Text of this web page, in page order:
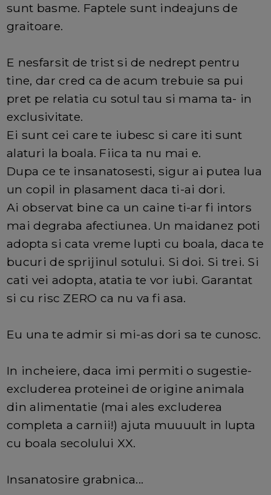
sunt basme. Faptele sunt indeajuns de
graitoare.
E nesfarsit de trist si de nedrept pentru
tine, dar cred ca de acum trebuie sa pui
pret pe relatia cu sotul tau si mama ta- in
exclusivitate.
Ei sunt cei care te iubesc si care iti sunt
alaturi la boala. Fiica ta nu mai e.
Dupa ce te insanatosesti, sigur ai putea lua
un copil in plasament daca ti-ai dori.
Ai observat bine ca un caine ti-ar fi intors
mai degraba afectiunea. Un maidanez poti
adopta si cata vreme lupti cu boala, daca te
bucuri de sprijinul sotului. Si doi. Si trei. Si
cati vei adopta, atatia te vor iubi. Garantat
si cu risc ZERO ca nu va fi asa.
Eu una te admir si mi-as dori sa te cunosc.
In incheiere, daca imi permiti o sugestie-
excluderea proteinei de origine animala
din alimentatie (mai ales excluderea
completa a carnii!) ajuta muuuult in lupta
cu boala secolului XX.
Insanatosire grabnica...